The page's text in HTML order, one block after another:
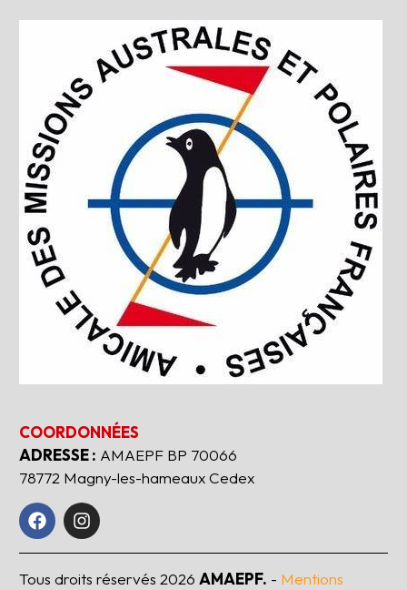
COORDONNÉES
ADRESSE : AMAEPF BP 70066
78772 Magny-les-hameaux Cedex
Tous droits réservés 2026 AMAEPF. - Mentions